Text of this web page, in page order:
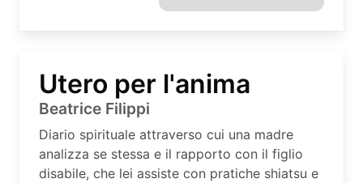
Utero per l'anima
Beatrice Filippi
Diario spirituale attraverso cui una madre
analizza se stessa e il rapporto con il figlio
disabile, che lei assiste con pratiche shiatsu e